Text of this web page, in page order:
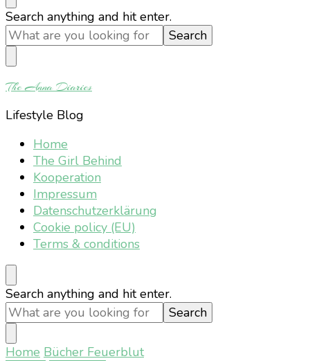
Looking
for
Something?
Search anything and hit enter.
The Anna Diaries
Lifestyle Blog
Home
The Girl Behind
Kooperation
Impressum
Datenschutzerklärung
Cookie policy (EU)
Terms & conditions
Looking
for
Something?
Search anything and hit enter.
Home Bücher Feuerblut